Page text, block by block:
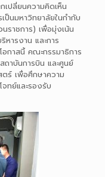
เปลี่ยนความคิดเห็น
ป็นมหาวิทยาลัยในกำกับ
ราชการ) เพื่อมุ่งเน้น
หารงาน และการ
าสนี้ คณะกรรมาธิการ
ถาบันการบิน และศูนย์
ร์ เพื่อศึกษาความ
ทย์และรองรับ